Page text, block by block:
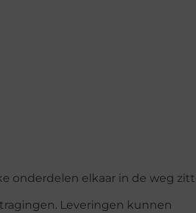
onderdelen elkaar in de weg
Leveringen kunnen